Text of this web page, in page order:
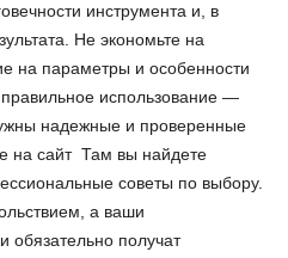
инструмента и, в
Не экономьте на
на параметры и особенности
использование —
надежные и проверенные
на сайт Там вы найдете
советы по выбору.
а ваши
обязательно получат